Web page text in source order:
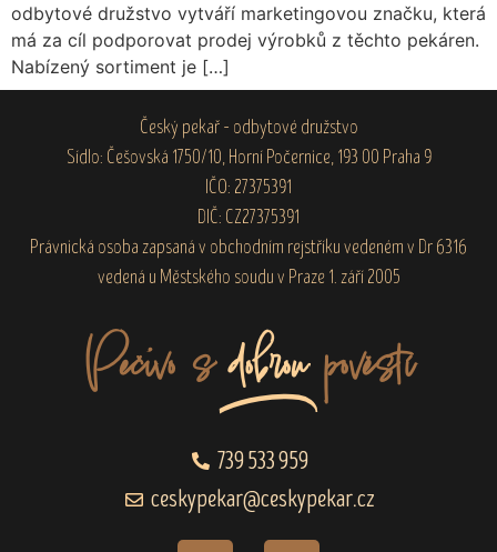
odbytové družstvo vytváří marketingovou značku, která
má za cíl podporovat prodej výrobků z těchto pekáren.
Nabízený sortiment je […]
Český pekař – odbytové družstvo
Sídlo: Češovská 1750/10, Horní Počernice, 193 00 Praha 9
IČO: 27375391
DIČ: CZ27375391
Právnická osoba zapsaná v obchodním rejstříku vedeném v Dr 6316
vedená u Městského soudu v Praze 1. září 2005
Pečivo sdobroupověstí
739 533 959
ceskypekar@ceskypekar.cz